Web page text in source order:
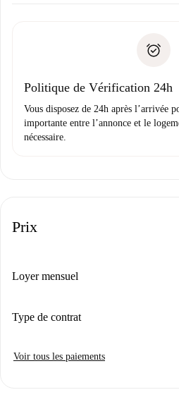
Justificatif de solvabilité
uniquement si aucun problème
Politique de Vérification 24h
Vous disposez de 24h après l’arrivée
importante entre l’annonce et le
nécessaire.
Prix
Loyer mensuel
Type de contrat
Voir tous les paiements